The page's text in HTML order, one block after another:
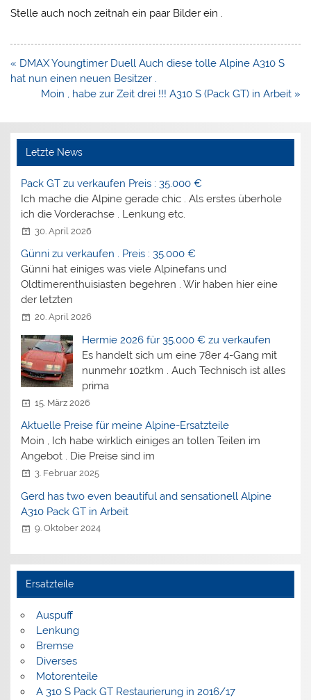
Stelle auch noch zeitnah ein paar Bilder ein .
Beitragsnavigation
« DMAX Youngtimer Duell Auch diese tolle Alpine A310 S
hat nun einen neuen Besitzer .
Moin , habe zur Zeit drei !!! A310 S (Pack GT) in Arbeit »
Letzte News
Pack GT zu verkaufen Preis : 35.000 €
Ich mache die Alpine gerade chic . Als erstes überhole
ich die Vorderachse . Lenkung etc.
30. April 2026
Günni zu verkaufen . Preis : 35.000 €
Günni hat einiges was viele Alpinefans und
Oldtimerenthuisiasten begehren . Wir haben hier eine
der letzten
20. April 2026
Hermie 2026 für 35.000 € zu verkaufen
Es handelt sich um eine 78er 4-Gang mit
nunmehr 102tkm . Auch Technisch ist alles
prima
15. März 2026
Aktuelle Preise für meine Alpine-Ersatzteile
Moin , Ich habe wirklich einiges an tollen Teilen im
Angebot . Die Preise sind im
3. Februar 2025
Gerd has two even beautiful and sensationell Alpine
A310 Pack GT in Arbeit
9. Oktober 2024
Ersatzteile
Auspuff
Lenkung
Bremse
Diverses
Motorenteile
A 310 S Pack GT Restaurierung in 2016/17